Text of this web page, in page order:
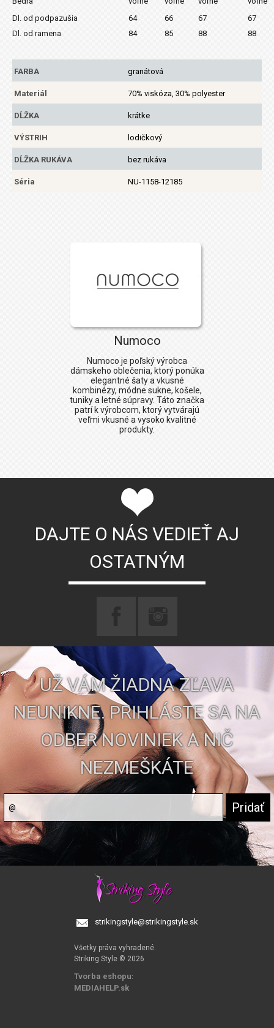
Dl. od podpazušia
64 66 67
67
Dl. od ramena
84 85 88 88
FARBA granátová
Materiál 70% viskóza, 30% polyester
DĹŽKA krátke
VÝSTRIH lodičkový
DĹŽKA RUKÁVA bez rukáva
Séria NU-1158-12185
Numoco
Numoco je poľský výrobca
dámskeho oblečenia, ktorý ponúka
elegantné šaty a vkusné
kombinézy, módne sukne, košele,
tuniky a letné súpravy. Táto značka
patrí k výrobcom, ktorý vytvárajú
veľmi vkusné a vysoko kvalitné
produkty.
DAJTE O NÁS VEDIEŤ AJ
OSTATNÝM
UŽ VÁM ŽIADNA ZĽAVA
NEUNIKNE. PRIHLÁSTE SA NA
ODBER NOVINIEK A NIČ
NEZMEŠKÁTE
strikingstyle@strikingstyle.sk
Všetky práva vyhradené.
Striking Style © 2026
Tvorba eshopu:
MEDIAHELP.sk